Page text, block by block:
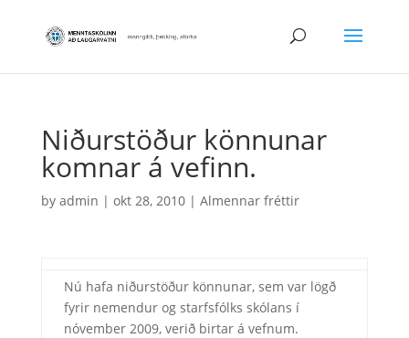
Niðurstöður könnunar
komnar á vefinn.
by admin | okt 28, 2010| Almennar fréttir
Nú hafa niðurstöður könnunar, sem var lögð
fyrir nemendur og starfsfólks skólans í
nóvember 2009, verið birtar á vefnum.